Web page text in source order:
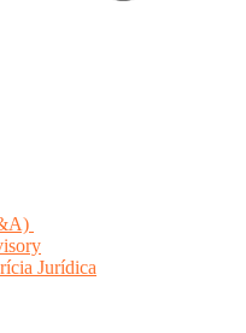
Jurídica